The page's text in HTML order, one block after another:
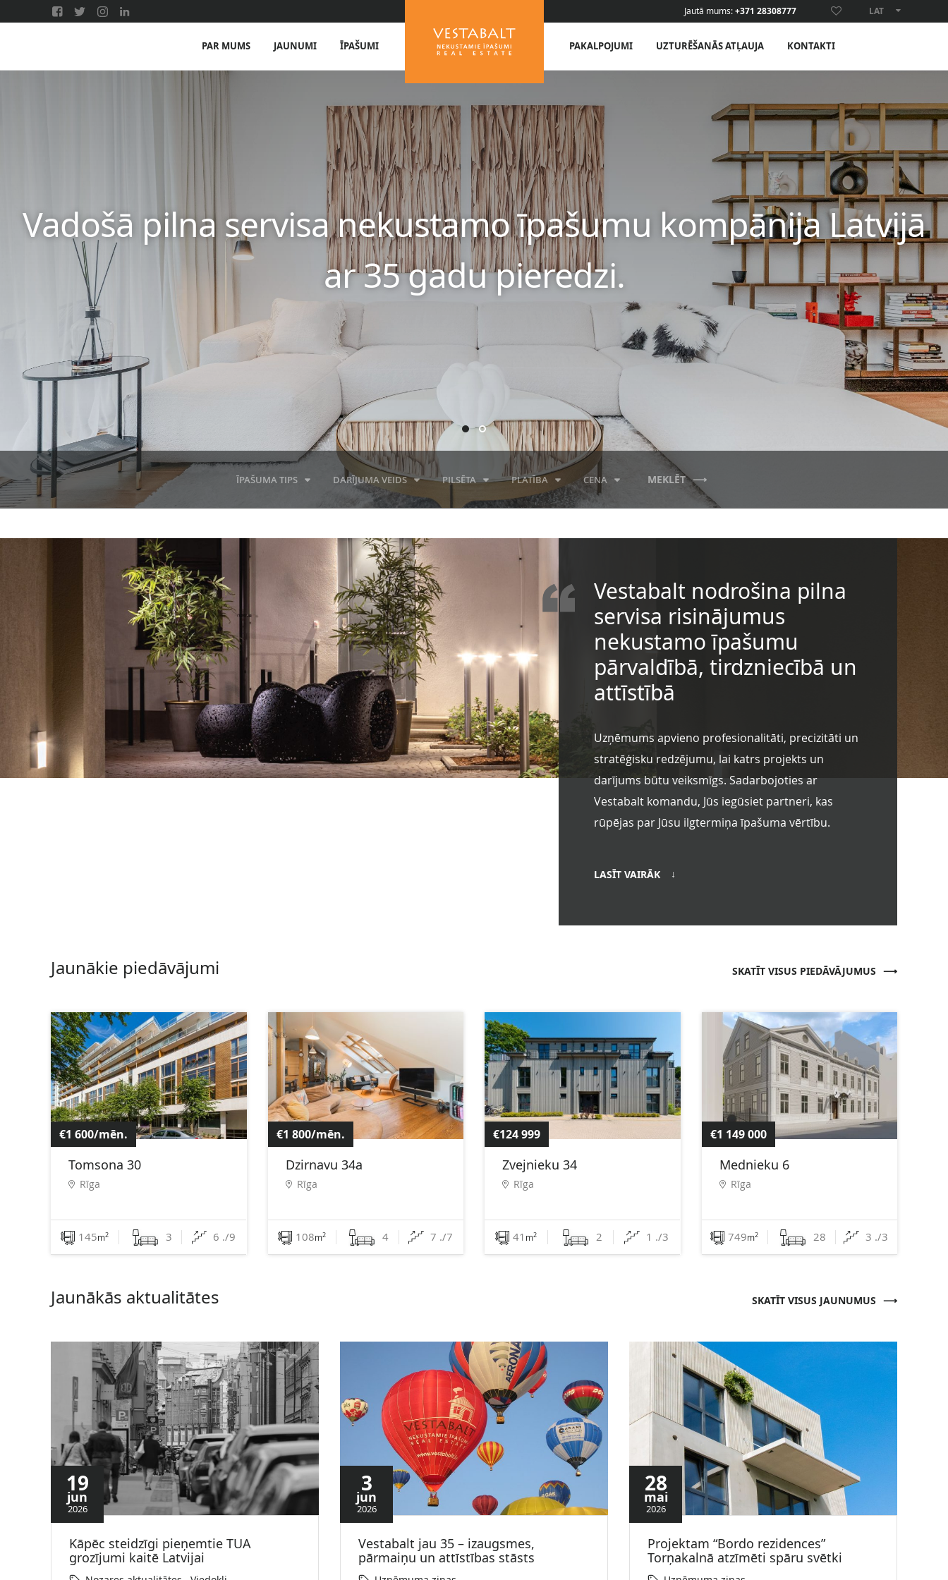
Jautā mums:+371 28308777 LAT
ENG
PAR MUMS JAUNUMI ĪPAŠUMI PAKALPOJUMI UZTURĒŠANĀS ATĻAUJA KONTAKTI
Vadošā pilna servisa nekustamo īpašumu kompānija Latvijā
ar 35 gadu pieredzi.
ĪPAŠUMA TIPS DARĪJUMA VEIDS PILSĒTA PLATĪBA CENA MEKLĒT
Vestabalt nodrošina pilna
servisa risinājumus
nekustamo īpašumu
pārvaldībā, tirdzniecībā un
attīstībā
Uzņēmums apvieno profesionalitāti, precizitāti un
stratēģisku redzējumu, lai katrs projekts un
darījums būtu veiksmīgs. Sadarbojoties ar
Vestabalt komandu, Jūs iegūsiet partneri, kas
rūpējas par Jūsu ilgtermiņa īpašuma vērtību.
LASĪT VAIRĀK
Jaunākie piedāvājumi
€1 600/mēn.
Tomsona 30
Rīga
145m2 3 6 ./9
€1 800/mēn.
Dzirnavu 34a
Rīga
108m2 4 7 ./7
€124 999
Zvejnieku 34
Rīga
41 m2 2 1 ./3
€1 149 000
Mednieku 6
Rīga
749m2 28 3 ./3
SKATĪT VISUS PIEDĀVĀJUMUS
Jaunākās aktualitātes
19
jun
2026
Kāpēc steidzīgi pieņemtie TUA
grozījumi kaitē Latvijai
3
jun
2026
Vestabalt jau 35 – izaugsmes,
pārmaiņu un attīstības stāsts
28
mai
2026
Projektam “Bordo rezidences”
Torņakalnā atzīmēti spāru svētki
SKATĪT VISUS JAUNUMUS